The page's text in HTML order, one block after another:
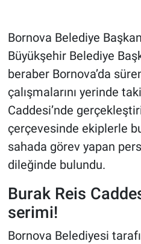
Bornova Belediye
Büyükşehir Belediye
beraber Bornova’da
çalışmalarını yerinde
Caddesi’nde
çerçevesinde ekiplerle
sahada görev yapan
dileğinde bulundu.
Burak Reis
serimi!
Bornova Belediyesi